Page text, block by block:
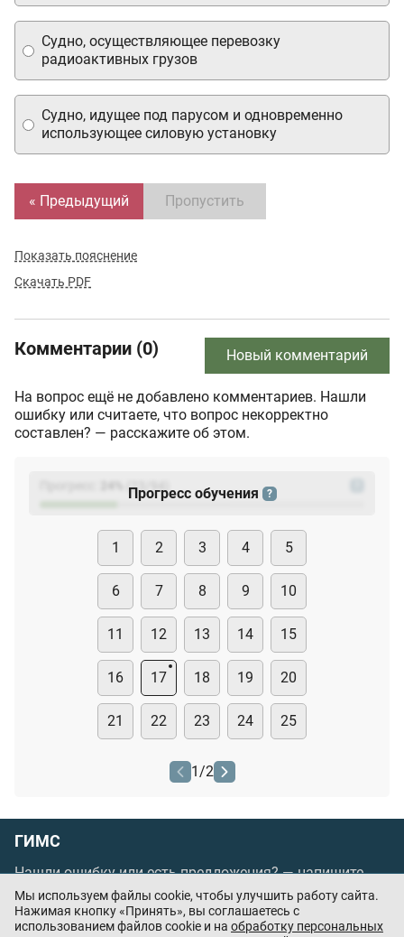
Судно, осуществляющее перевозку
радиоактивных грузов
Судно, идущее под парусом и одновременно
использующее силовую установку
« Предыдущий Пропустить
Показать пояснение
Скачать PDF
Комментарии (0) Новый комментарий
На вопрос ещё не добавлено комментариев. Нашли
ошибку или считаете, что вопрос некорректно
составлен? — расскажите об этом.
(23
Прогресс обучения ?
1 2 3 4 5
6 7 8 9 10
11 12 13 14 15
16 17 18 19 20
21 22 23 24 25
1 /2
ГИМС
Нашли ошибку или есть предложения? —напишите
нам
Порядок проведения оплаты по банковским
картам/Цены/Оферта
Мы используем файлы cookie, чтобы улучшить работу сайта.
Нажимая кнопку «Принять», вы соглашаетесь с
использованием файлов cookie и на обработку персональных